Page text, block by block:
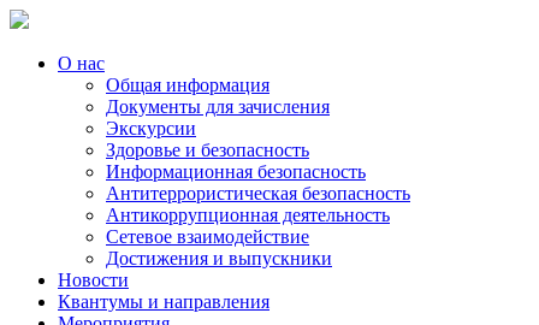
О нас
Общая информация
Документы для зачисления
Экскурсии
Здоровье и безопасность
Информационная безопасность
Антитеррористическая безопасность
Антикоррупционная деятельность
Сетевое взаимодействие
Достижения и выпускники
Новости
Квантумы и направления